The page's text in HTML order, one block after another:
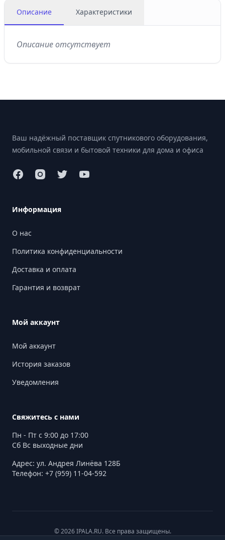
Описание Характеристики
Описание отсутствует
Ваш надёжный поставщик спутникового оборудования,
мобильной связи и бытовой техники для дома и офиса
Информация
О нас
Политика конфиденциальности
Доставка и оплата
Гарантия и возврат
Мой аккаунт
Мой аккаунт
История заказов
Уведомления
Свяжитесь с нами
Пн - Пт с 9:00 до 17:00
Сб Вс выходные дни
Адрес: ул. Андрея Линёва 128Б
Телефон: +7 (959) 11-04-592
© 2026 IPALA.RU. Все права защищены.